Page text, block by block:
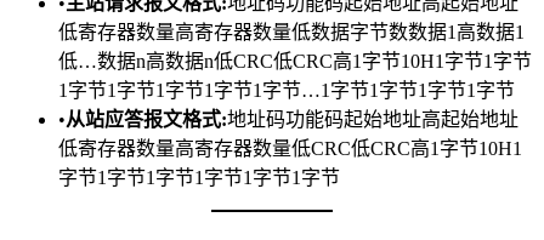
低寄存器数量高寄存器数量低数据字节数数据1高数据1
低…数据n高数据n低CRC低CRC高1字节10H1字节1字节
1字节1字节1字节1字节1字节…1字节1字节1字节1字节
•​​从站应答报文格式:​​地址码功能码起始地址高起始地址
低寄存器数量高寄存器数量低CRC低CRC高1字节10H1
字节1字节1字节1字节1字节1字节